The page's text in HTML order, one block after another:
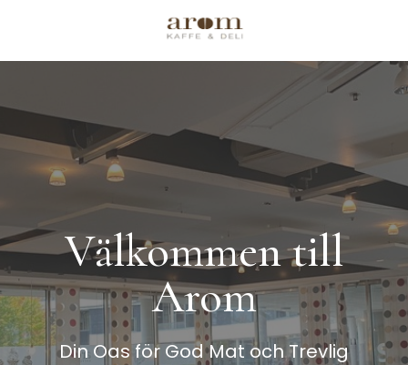
Välkommen till
Arom
Din Oas för God Mat och Trevlig